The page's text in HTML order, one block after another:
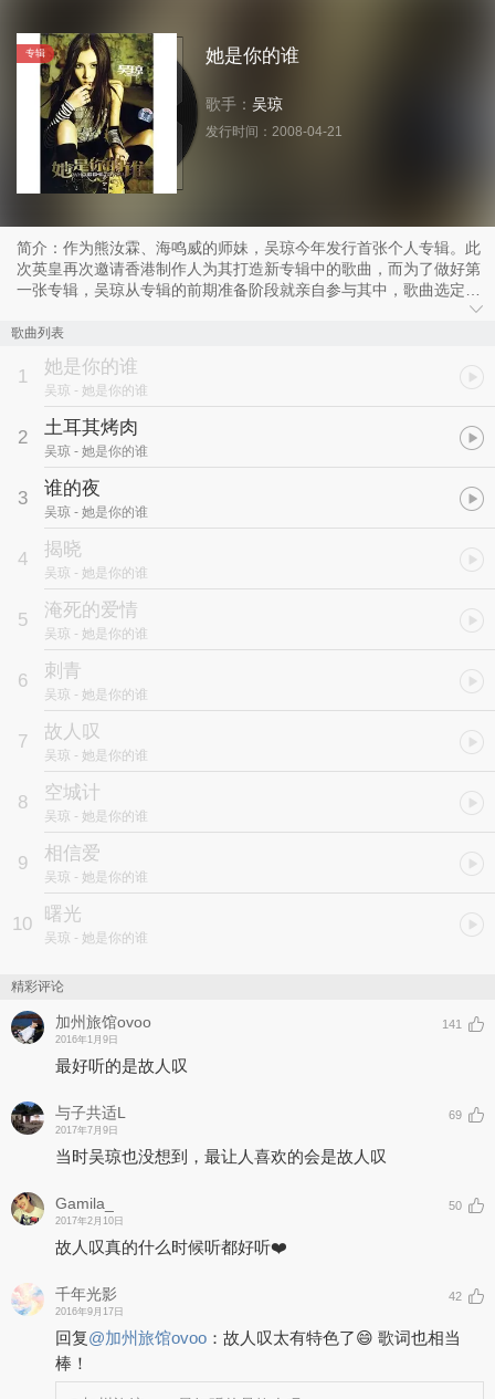
专辑 她是你的谁
歌手： 吴琼
发行时间： 2008-04-21
简介：作为熊汝霖、海鸣威的师妹，吴琼今年发行首张个人专辑。此
次英皇再次邀请香港制作人为其打造新专辑中的歌曲，而为了做好第
一张专辑，吴琼从专辑的前期准备阶段就亲自参与其中，歌曲选定、
示，从签约到现在，一直在等待这个机会和大家见面，这张专辑花费
将梦想变成现实是一件多么艰难的事情。有时为了能够让歌曲更加细
致，在录音棚里熬通宵是经常的事情，为此公司同事笑说吴琼的专辑
应该收录一首叫做《夜猫子》的歌。
据英皇星艺透露，目前国内的摇滚女歌手很少，此次吴琼的音乐
方向将是摇滚风格，为其能更好的展现这一面，专辑的照片拍摄也是
颇费心思，专特意邀请内地著名的摄影师辗转多个外景为其拍摄照
片。相信不论从造型还是音乐上都会给大家一个惊喜。
当今乐坛流行类、甜美型的女歌手不乏少数，但就摇滚这类来讲
可以说是极为缺乏，英皇星艺艺人吴琼的首张专辑就包含了时下缺乏
的摇滚元素，即将带给08年的乐坛新的女生摇滚势力。
这次小熊是我专辑的制作人，专辑有10首歌，其中他亲力亲为制作了
4首：《她是你的谁》、《淹死的爱情》、《梦》和《曙光》，而
《曙光》则是我和他一起创作的，其中他加了很多摇滚的元素在里
面。骄傲的说，这几首歌用的全是真乐器没有MIDI，而这张专辑值得
推荐的另一个原因是，为了能够更大的提高音乐品质，公司还特意邀
请到中国国家交响乐团的弦乐队的老师们合作，可以说这绝对是一张
厉害的专辑。”吴琼信心十足的说。
一向以真实、率性的态度面对广大歌迷的吴琼，近日在著名的798
工厂拍摄了即将发行的首张专辑中的宣传照。为了拍出精致的效果，
吴琼不惧寒冷，在寒风中着淡薄服装进行拍摄。
为了打造这套宣传大片，英皇星艺公司重金邀请到之前曾为汪
峰、钟丽缇、孔维、于娜、梁咏琪、许茹芸等知名艺人拍摄过照片的
摄影师颜志雄出山掌镜，造型上也选择了诸多国际大牌最新款服装。
的效果，还特意带来了自己设计的几款服装创意与摄影师一同探讨拍
寒冷，在凛冽的寒风中穿着单薄的服装摆出各种POSS。
在拍摄的这套专辑宣传照的过程中，摄影师除了展示吴琼摇滚、
片中最为吸引眼球是一组室内图片。拍摄这组照片时，为了达到最佳
效果，在室温极低的摄影棚里工作人员要用水管不停向吴琼身上喷射
水柱，而吴琼还要表现出全情投入的欢快感觉。在拍摄完毕后，已全
拍的合乎要求，对于这种专业精神摄影师感到十分佩服。玩笑的说到
“拍过这么多艺人，你是我见过最不要命的一个美女了。”虽然是句玩
笑话，但是得到肯定的吴琼显得非常开心。
歌曲列表
1 她是你的谁
吴琼 - 她是你的谁
2 土耳其烤肉
吴琼 - 她是你的谁
3 谁的夜
吴琼 - 她是你的谁
4 揭晓
吴琼 - 她是你的谁
5 淹死的爱情
吴琼 - 她是你的谁
6 刺青
吴琼 - 她是你的谁
7 故人叹
吴琼 - 她是你的谁
8 空城计
吴琼 - 她是你的谁
9 相信爱
吴琼 - 她是你的谁
10 曙光
吴琼 - 她是你的谁
精彩评论
加州旅馆ovoo
2016年1月9日
141
最好听的是故人叹
与子共适L
2017年7月9日
69
当时吴琼也没想到，最让人喜欢的会是故人叹
Gamila_
2017年2月10日
50
故人叹真的什么时候听都好听❤️
千年光影
2016年9月17日
42
回复@加州旅馆ovoo ： 故人叹太有特色了😄 歌词也相当
棒！